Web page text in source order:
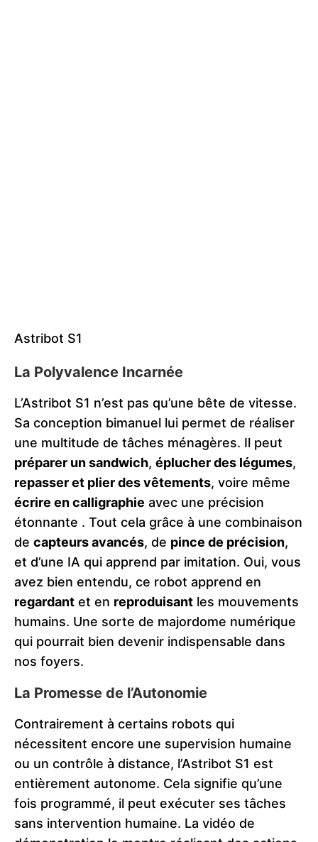
Astribot S1
La Polyvalence Incarnée
L’Astribot S1 n’est pas qu’une bête de vitesse.
Sa conception bimanuel lui permet de réaliser
une multitude de tâches ménagères. Il peut
préparer un sandwich, éplucher des légumes,
repasser et plier des vêtements, voire même
écrire en calligraphie avec une précision
étonnante​ . Tout cela grâce à une combinaison
de capteurs avancés, de pince de précision,
et d’une IA qui apprend par imitation. Oui, vous
avez bien entendu, ce robot apprend en
regardant et en reproduisant les mouvements
humains. Une sorte de majordome numérique
qui pourrait bien devenir indispensable dans
nos foyers.
La Promesse de l’Autonomie
Contrairement à certains robots qui
nécessitent encore une supervision humaine
ou un contrôle à distance, l’Astribot S1 est
entièrement autonome. Cela signifie qu’une
fois programmé, il peut exécuter ses tâches
sans intervention humaine. La vidéo de